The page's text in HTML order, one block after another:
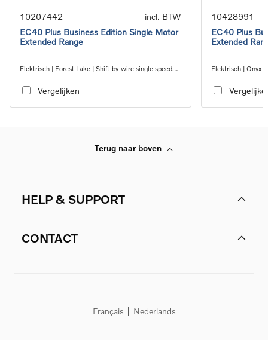
10207442
incl. BTW
EC40 Plus Business Edition Single Motor
Extended Range
Elektrisch | Forest Lake | Shift-by-wire single speed
Vergelijken
10428991
EC40 Plus
Extended
Elektrisch | Onyx
Terug naar boven
HELP & SUPPORT
CONTACT
Français Nederlands